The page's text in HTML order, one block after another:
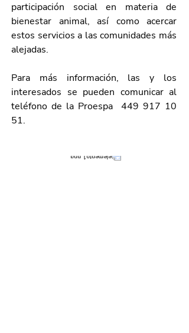
participación social en materia de
bienestar animal, así como acercar
estos servicios a las comunidades más
alejadas.
Para más información, las y los
interesados se pueden comunicar al
teléfono de la Proespa  449 917 10
51.